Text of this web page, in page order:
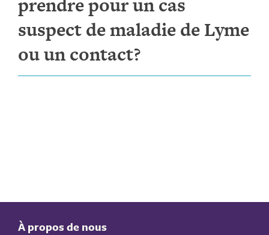
suspect de maladie de Lyme
ou un contact?
À propos de nous